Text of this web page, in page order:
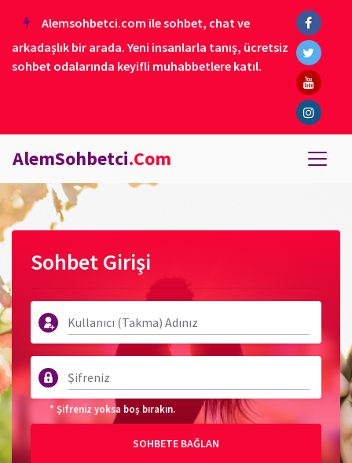
Alemsohbetci.com ile sohbet, chat ve
arkadaşlık bir arada. Yeni insanlarla tanış, ücretsiz
sohbet odalarında keyifli muhabbetlere katıl.
AlemSohbetci.Com
Sohbet Girişi
* Şifreniz yoksa boş bırakın.
SOHBETE BAĞLAN